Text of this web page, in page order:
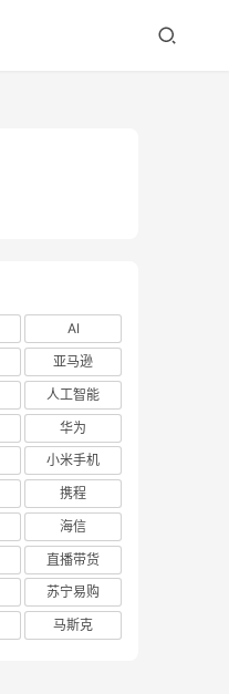
AI
亚马逊
人工智能
华为
小米手机
携程
海信
直播带货
苏宁易购
马斯克